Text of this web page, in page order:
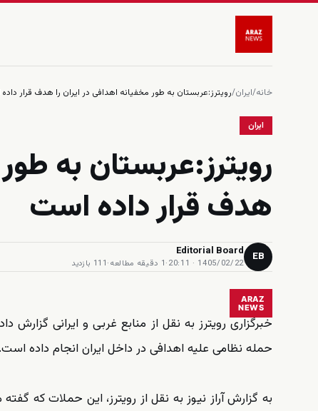
خانه/ایران/رويترز:عربستان به طور مخفيانه اهدافى در ايران را هدف قرار
ایران
رويترز:عربستان به
هدف قرار داده است
EB
Editorial Board
1405/02/22 · 20:11
·1 دقیقه مطالعه ·111 بازدید
ARAZ
NEWS
خبرگزاری رویترز به نقل از منابع غربی و ایرانی
حمله نظامی علیه اهدافی در داخل ایران انجام داده است.
به گزارش آراز نیوز به نقل از رویترز، این حملات که